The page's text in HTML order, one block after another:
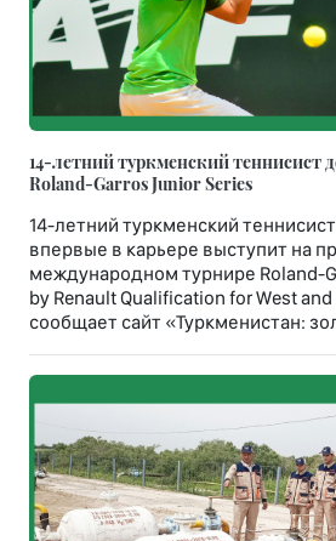
14-летний туркменский теннисист
Roland-Garros Junior Series
14-летний туркменский
впервые в карьере выступит на
международном турнире Roland-
by Renault Qualification for West and
сообщает сайт «Туркменистан: